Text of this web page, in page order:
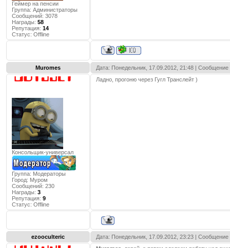
Геймер на пенсии
Группа: Администраторы
Сообщений: 3078
Награды: 58
Репутация: 14
Статус: Offline
Muromes Дата: Понедельник, 17.09.2012, 21:48 |
Консольщик-универсал
Группа: Модераторы
Город: Муром
Сообщений: 230
Награды: 3
Репутация: 9
Статус: Offline
Ладно, прогоню через Гугл Транслейт )
ezooculteric Дата: Понедельник, 17.09.2012, 23:23 |